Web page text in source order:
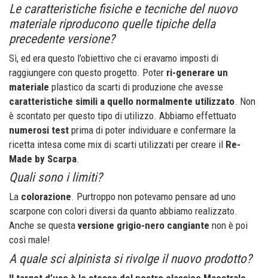
Le caratteristiche fisiche e tecniche del nuovo
materiale riproducono quelle tipiche della
precedente versione?
Sì, ed era questo l’obiettivo che ci eravamo imposti di
raggiungere con questo progetto. Poter ri-generare un
materiale plastico da scarti di produzione che avesse
caratteristiche simili a quello normalmente utilizzato. Non
è scontato per questo tipo di utilizzo. Abbiamo effettuato
numerosi test prima di poter individuare e confermare la
ricetta intesa come mix di scarti utilizzati per creare il Re-
Made by Scarpa.
Quali sono i limiti?
La colorazione. Purtroppo non potevamo pensare ad uno
scarpone con colori diversi da quanto abbiamo realizzato.
Anche se questa versione grigio-nero cangiante non è poi
così male!
A quale sci alpinista si rivolge il nuovo prodotto?